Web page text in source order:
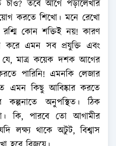
চাও? তবে আগে পড়ালেখার
করতে শিখো। মনে রেখো
রশ্মি কোন শক্তিই নয়! কারণ
করে এমন সব প্রযুক্তি এবং
যে, মাত্র কয়েক দশক আগের
পারিনি! এমনকি লেজার
এমন কিছু আবিষ্কার করতে
অনুপস্থিত। ঠিক
কি, পারবে তো আগামীর
লক্ষ্য থাকে অটুট, বিশ্বাস